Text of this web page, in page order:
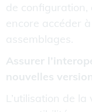
de configuration,
encore accéder
assemblages.
Assurer
nouvelles
L’utilisation de